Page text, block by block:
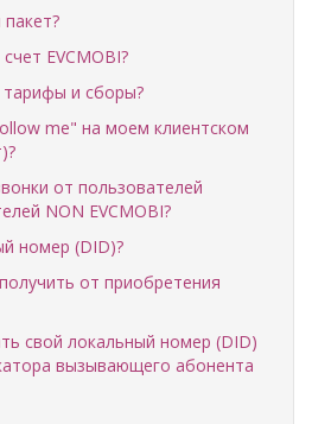
EVCMOBI?
тарифы и сборы?
me" на моем клиентском
от пользователей
NON EVCMOBI?
номер (DID)?
от приобретения
свой локальный номер (DID)
вызывающего абонента